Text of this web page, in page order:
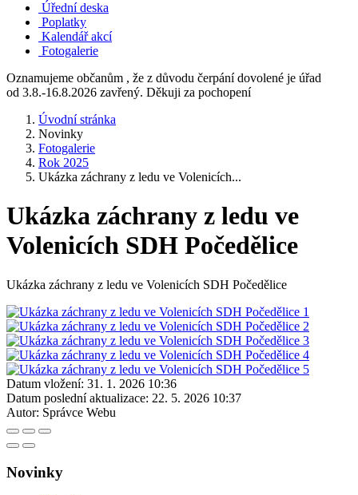
Úřední deska
Poplatky
Kalendář akcí
Fotogalerie
Oznamujeme občanům , že z důvodu čerpání dovolené je úřad
od 3.8.-16.8.2026 zavřený. Děkuji za pochopení
Úvodní stránka
Novinky
Fotogalerie
Rok 2025
Ukázka záchrany z ledu ve Volenicích...
Ukázka záchrany z ledu ve
Volenicích SDH Počedělice
Ukázka záchrany z ledu ve Volenicích SDH Počedělice
Datum vložení: 31. 1. 2026 10:36
Datum poslední aktualizace: 22. 5. 2026 10:37
Autor: Správce Webu
Novinky